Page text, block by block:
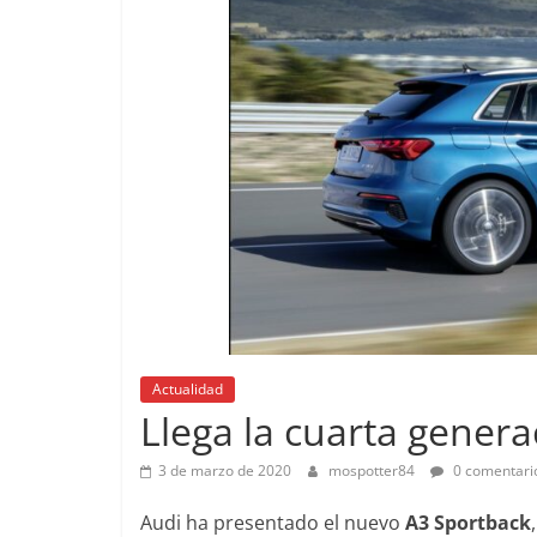
Actualidad
Llega la cuarta
3 de marzo de 2020 mospotter84 0
Audi ha presentado el nuevo A3 Sportback
probamos
EQ